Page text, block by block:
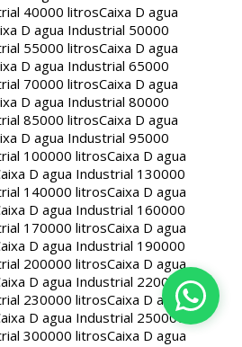
40000 litrosCaixa D agua
D agua Industrial 50000
55000 litrosCaixa D agua
D agua Industrial 65000
70000 litrosCaixa D agua
D agua Industrial 80000
85000 litrosCaixa D agua
D agua Industrial 95000
100000 litrosCaixa D agua
D agua Industrial 130000
140000 litrosCaixa D agua
D agua Industrial 160000
170000 litrosCaixa D agua
D agua Industrial 190000
200000 litrosCaixa D agua
D agua Industrial 220000
230000 litrosCaixa D agua
D agua Industrial 250000
300000 litrosCaixa D agua